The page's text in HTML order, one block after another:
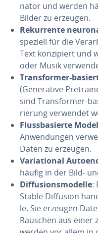
na­tor und werden
Bilder zu erzeugen.
Re­kur­ren­te
speziell für die
Text kon­zi­piert und
oder Musik
Trans­for­mer-
(Ge­ne­ra­ti­ve
sind Trans­for­mer-
rie­rung verwendet
Fluss­ba­sier­te
An­wen­dun­gen
Daten zu erzeugen.
Va­ria­tio­nal
häufig in der Bild-
Dif­fu­si­ons­mo­del­le:
Stable Diffusion
le. Sie erzeugen
Rauschen aus einer